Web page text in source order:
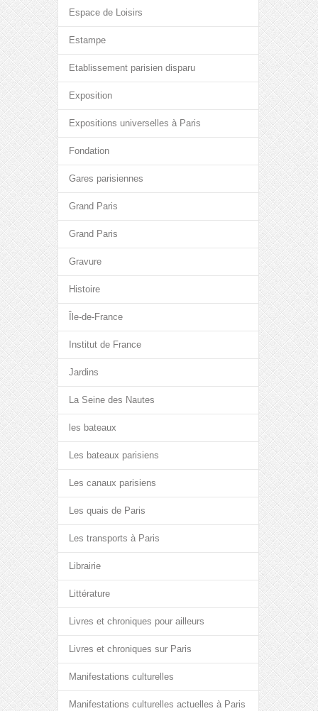
Espace de Loisirs
Estampe
Etablissement parisien disparu
Exposition
Expositions universelles à Paris
Fondation
Gares parisiennes
Grand Paris
Grand Paris
Gravure
Histoire
Île-de-France
Institut de France
Jardins
La Seine des Nautes
les bateaux
Les bateaux parisiens
Les canaux parisiens
Les quais de Paris
Les transports à Paris
Librairie
Littérature
Livres et chroniques pour ailleurs
Livres et chroniques sur Paris
Manifestations culturelles
Manifestations culturelles actuelles à Paris